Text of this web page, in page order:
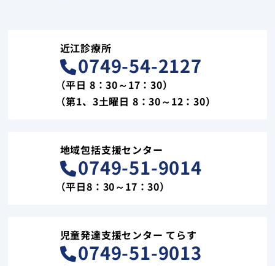
近江診療所
0749-54-2127
（平日 8：30～17：30）
（第1、3土曜日 8：30～12：30）
地域包括支援センター
0749-51-9014
（平日8：30～17：30）
児童発達支援センター てらす
0749-51-9013